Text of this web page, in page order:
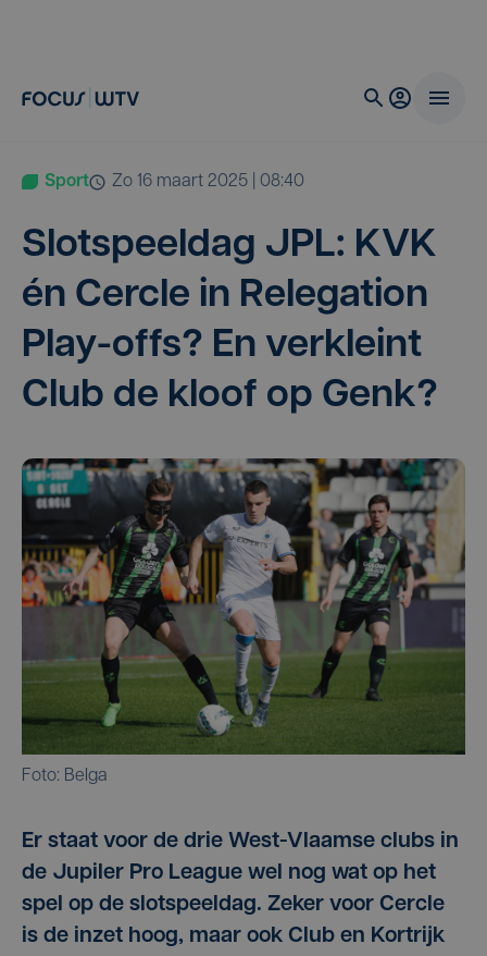
Sport zo 16 maart 2025 | 08:40
Slot­speel­dag JPL: KVK
én Cer­cle in Rele­ga­ti­on
Play-offs? En ver­kleint
Club de kloof op Genk?
Foto: Belga
Er staat voor de drie West-Vlaamse clubs in
de Jupiler Pro League wel nog wat op het
spel op de slotspeeldag. Zeker voor Cercle
is de inzet hoog, maar ook Club en Kortrijk